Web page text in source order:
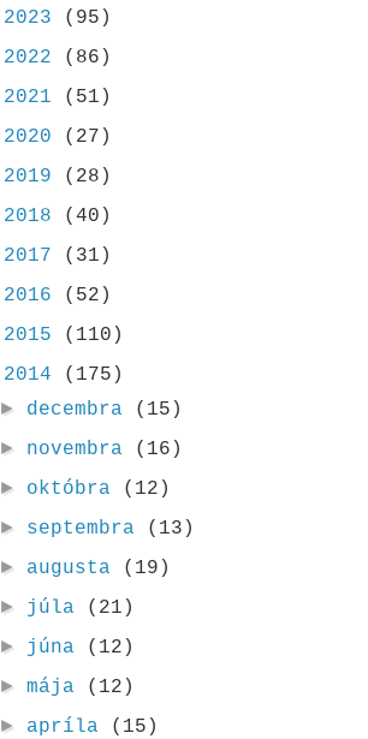
2023 (95)
2022 (86)
2021 (51)
2020 (27)
2019 (28)
2018 (40)
2017 (31)
2016 (52)
2015 (110)
2014 (175)
► decembra (15)
► novembra (16)
► októbra (12)
► septembra (13)
► augusta (19)
► júla (21)
► júna (12)
► mája (12)
► apríla (15)